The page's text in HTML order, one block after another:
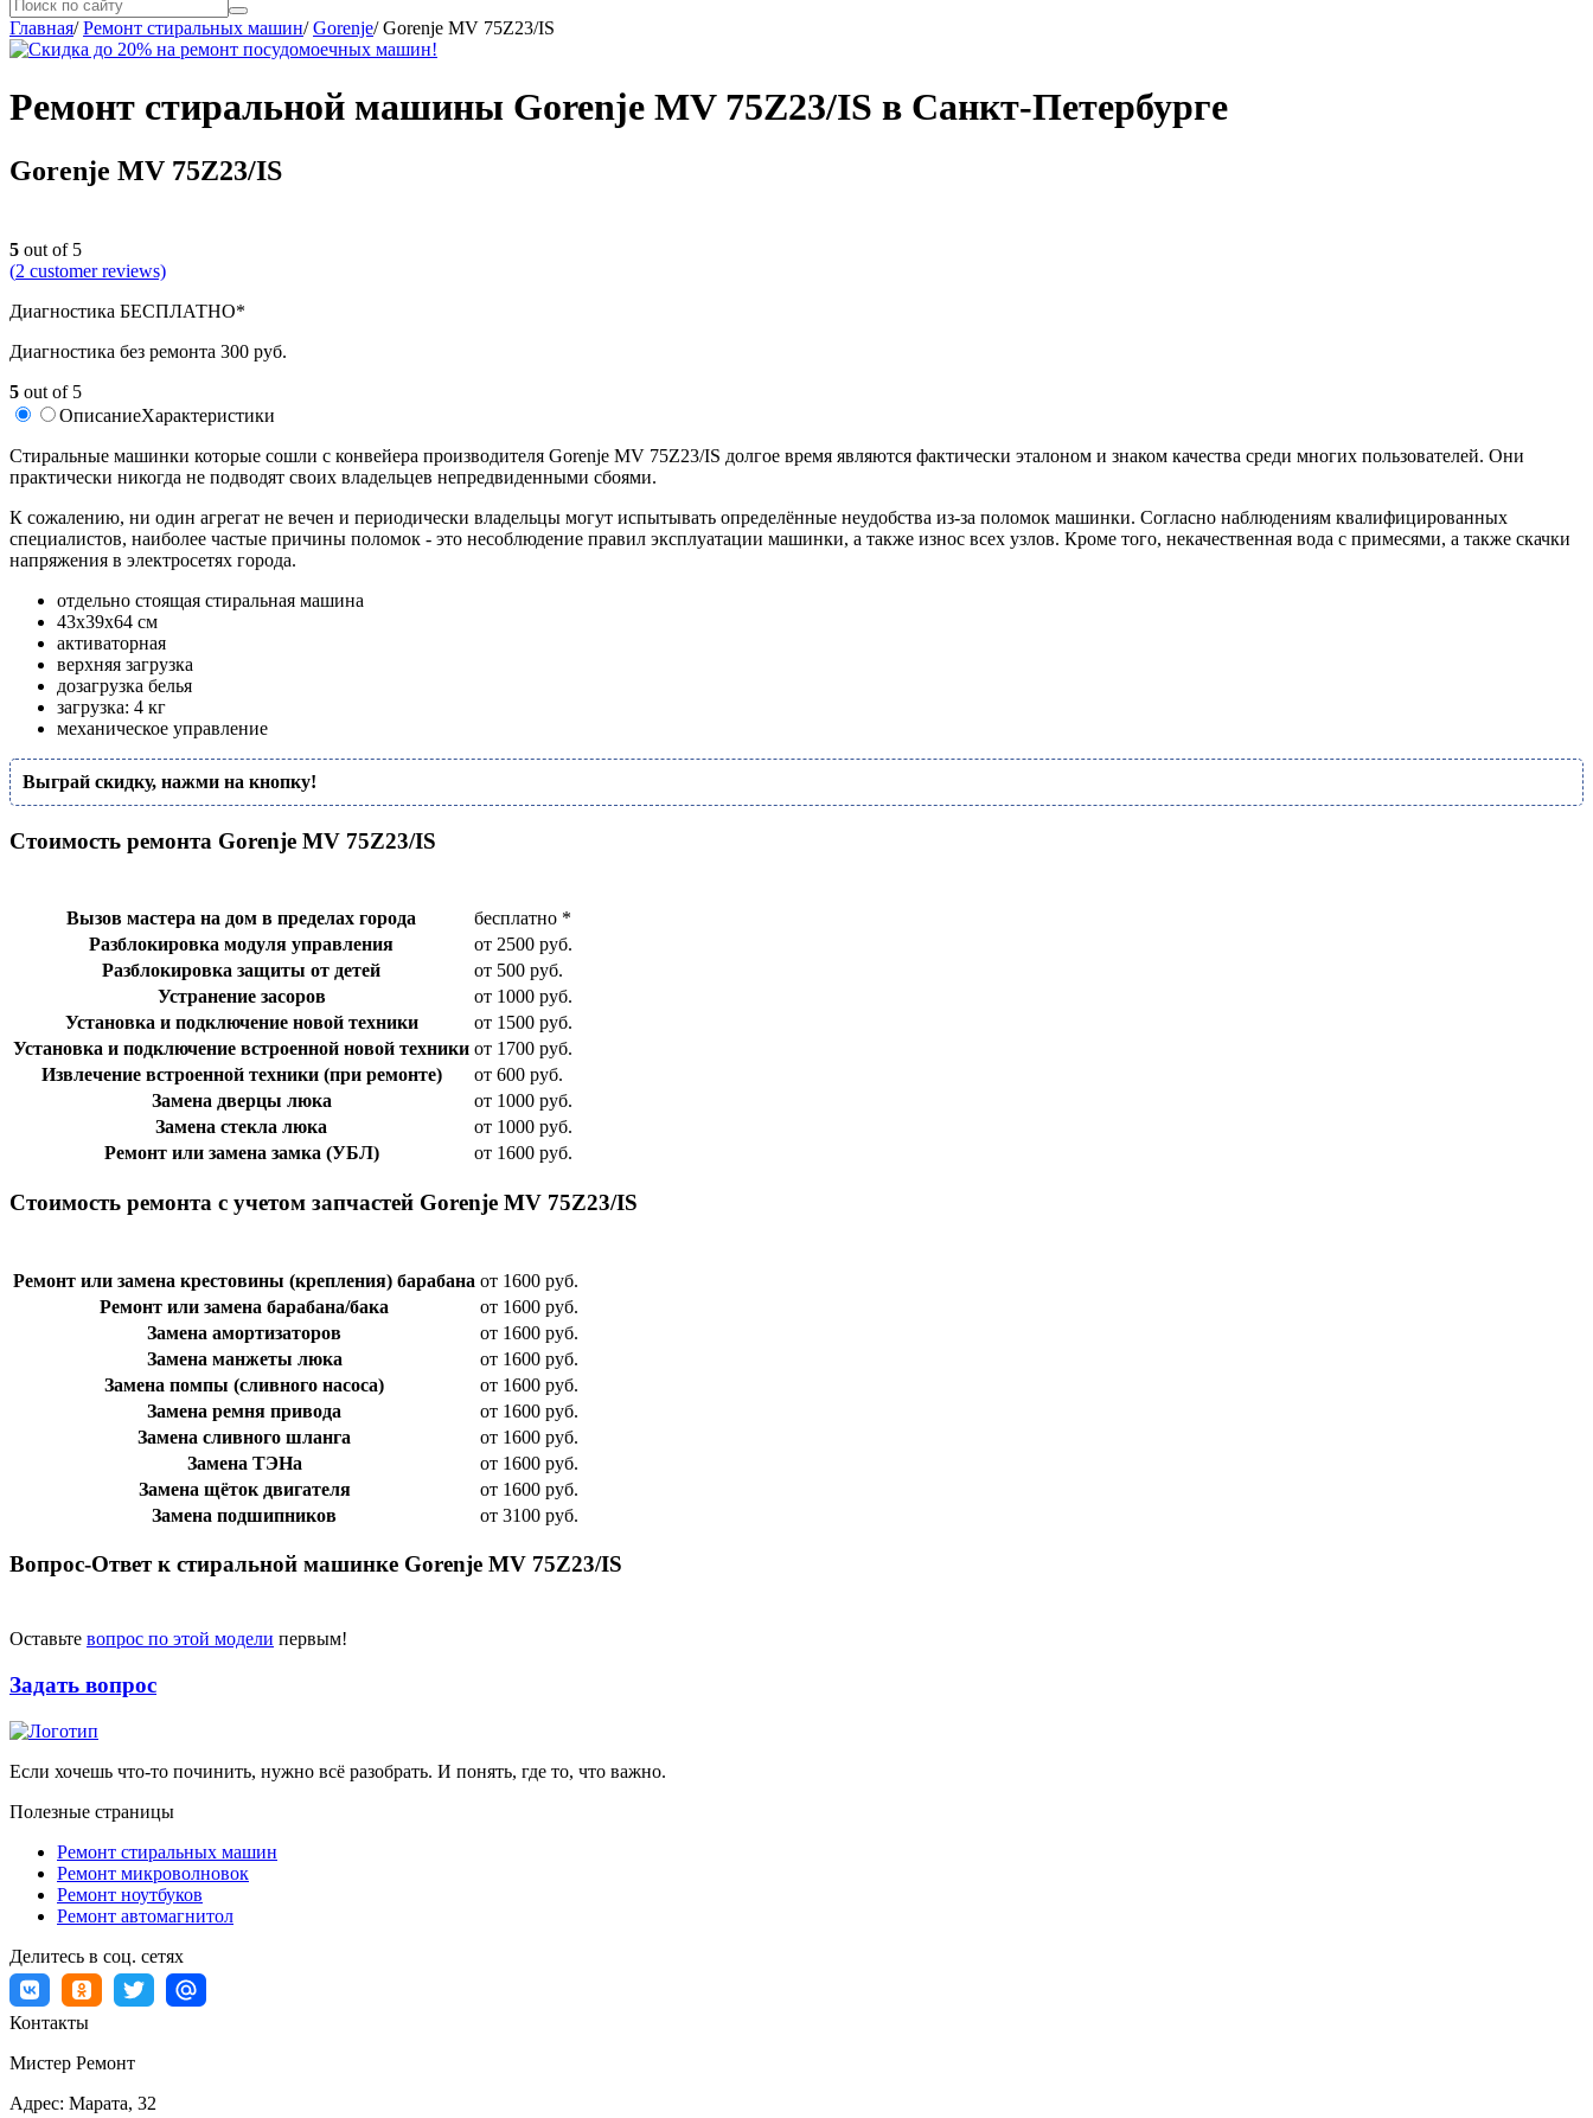
Главная/Ремонт стиральных машин/Gorenje/Gorenje MV 75Z23/IS
Ремонт стиральной машины Gorenje MV 75Z23/IS в Санкт-Петербурге
Gorenje MV 75Z23/IS
5 out of 5
(2 customer reviews)
Диагностика БЕСПЛАТНО*
Диагностика без ремонта 300 руб.
5 out of 5
ОписаниеХарактеристики
Стиральные машинки которые сошли с конвейера производителя Gorenje MV 75Z23/IS долгое время являются фактически эталоном и знаком качества среди многих пользователей. Они
практически никогда не подводят своих владельцев непредвиденными сбоями.
К сожалению, ни один агрегат не вечен и периодически владельцы могут испытывать определённые неудобства из-за поломок машинки. Согласно наблюдениям квалифицированных
специалистов, наиболее частые причины поломок - это несоблюдение правил эксплуатации машинки, а также износ всех узлов. Кроме того, некачественная вода с примесями, а также скачки
напряжения в электросетях города.
отдельно стоящая стиральная машина
43x39x64 см
активаторная
верхняя загрузка
дозагрузка белья
загрузка: 4 кг
механическое управление
Выграй скидку, нажми на кнопку!
Стоимость ремонта Gorenje MV 75Z23/IS
Вызов мастера на дом в пределах города
бесплатно *
Разблокировка модуля управления
от 2500 руб.
Разблокировка защиты от детей
от 500 руб.
Устранение засоров
от 1000 руб.
Установка и подключение новой техники
от 1500 руб.
Установка и подключение встроенной новой техники от 1700 руб.
Извлечение встроенной техники (при ремонте)
от 600 руб.
Замена дверцы люка
от 1000 руб.
Замена стекла люка
от 1000 руб.
Ремонт или замена замка (УБЛ)
от 1600 руб.
Стоимость ремонта с учетом запчастей Gorenje MV 75Z23/IS
Ремонт или замена крестовины (крепления) барабана от 1600 руб.
Ремонт или замена барабана/бака
от 1600 руб.
Замена амортизаторов
от 1600 руб.
Замена манжеты люка
от 1600 руб.
Замена помпы (сливного насоса)
от 1600 руб.
Замена ремня привода
от 1600 руб.
Замена сливного шланга
от 1600 руб.
Замена ТЭНа
от 1600 руб.
Замена щёток двигателя
от 1600 руб.
Замена подшипников
от 3100 руб.
Вопрос-Ответ к стиральной машинке Gorenje MV 75Z23/IS
Оставьте вопрос по этой модели первым!
Задать вопрос
Если хочешь что-то починить, нужно всё разобрать. И понять, где то, что важно.
Полезные страницы
Ремонт стиральных машин
Ремонт микроволновок
Ремонт ноутбуков
Ремонт автомагнитол
Делитесь в соц. сетях
Контакты
Мистер Ремонт
Адрес: Марата, 32